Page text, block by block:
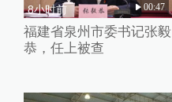
8小时前 00:47
福建省泉州市委书记张毅
恭，任上被查